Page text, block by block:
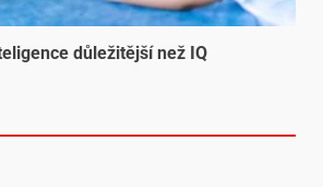
důležitější než IQ